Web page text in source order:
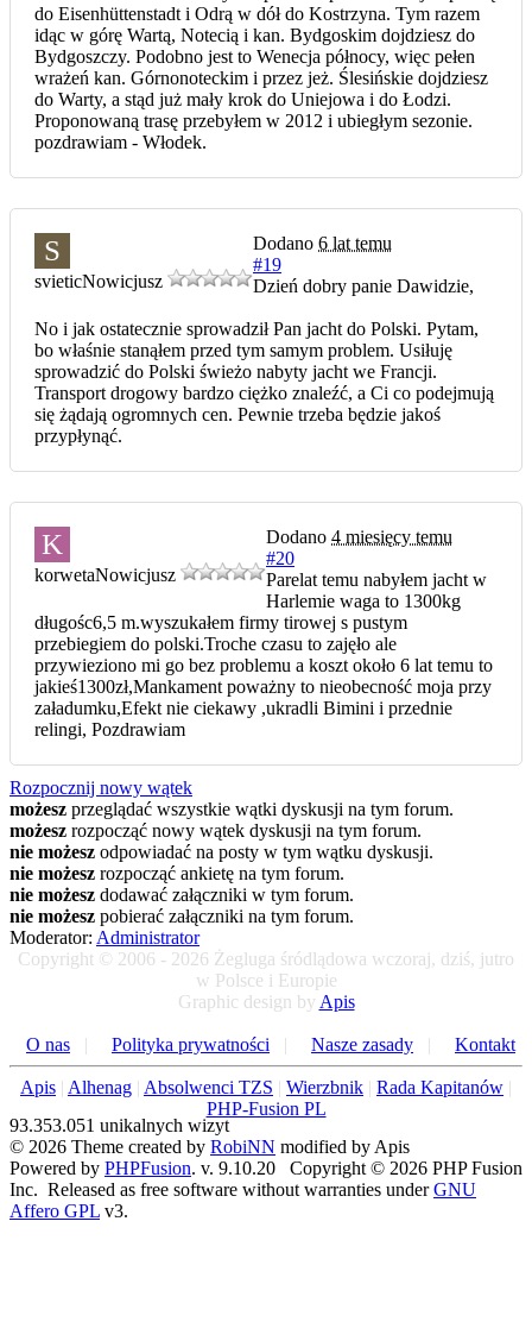
do Eisenhüttenstadt i Odrą w dół do Kostrzyna. Tym razem
idąc w górę Wartą, Notecią i kan. Bydgoskim dojdziesz do
Bydgoszczy. Podobno jest to Wenecja północy, więc pełen
wrażeń kan. Górnonoteckim i przez jeż. Ślesińskie dojdziesz
do Warty, a stąd już mały krok do Uniejowa i do Łodzi.
Proponowaną trasę przebyłem w 2012 i ubiegłym sezonie.
pozdrawiam - Włodek.
S
svieticNowicjusz
Dodano 6 lat temu
#19
Dzień dobry panie Dawidzie,
No i jak ostatecznie sprowadził Pan jacht do Polski. Pytam,
bo właśnie stanąłem przed tym samym problem. Usiłuję
sprowadzić do Polski świeżo nabyty jacht we Francji.
Transport drogowy bardzo ciężko znaleźć, a Ci co podejmują
się żądają ogromnych cen. Pewnie trzeba będzie jakoś
przypłynąć.
K
korwetaNowicjusz
Dodano 4 miesięcy temu
#20
Parelat temu nabyłem jacht w
Harlemie waga to 1300kg
długośc6,5 m.wyszukałem firmy tirowej s pustym
przebiegiem do polski.Troche czasu to zajęło ale
przywieziono mi go bez problemu a koszt około 6 lat temu to
jakieś1300zł,Mankament poważny to nieobecność moja przy
załadumku,Efekt nie ciekawy ,ukradli Bimini i przednie
relingi, Pozdrawiam
Rozpocznij nowy wątek
możesz przeglądać wszystkie wątki dyskusji na tym forum.
możesz rozpocząć nowy wątek dyskusji na tym forum.
nie możesz odpowiadać na posty w tym wątku dyskusji.
nie możesz rozpocząć ankietę na tym forum.
nie możesz dodawać załączniki w tym forum.
nie możesz pobierać załączniki na tym forum.
Moderator: Administrator
Copyright © 2006 - 2026 Żegluga śródlądowa wczoraj, dziś, jutro
w Polsce i Europie
Graphic design by Apis
O nas | Polityka prywatności | Nasze zasady | Kontakt
Apis | Alhenag | Absolwenci TZS | Wierzbnik | Rada Kapitanów |
PHP-Fusion PL
93.353.051 unikalnych wizyt
© 2026 Theme created by RobiNN modified by Apis
Powered by PHPFusion. v. 9.10.20 Copyright © 2026 PHP Fusion
Inc. Released as free software without warranties underGNU
Affero GPL v3.